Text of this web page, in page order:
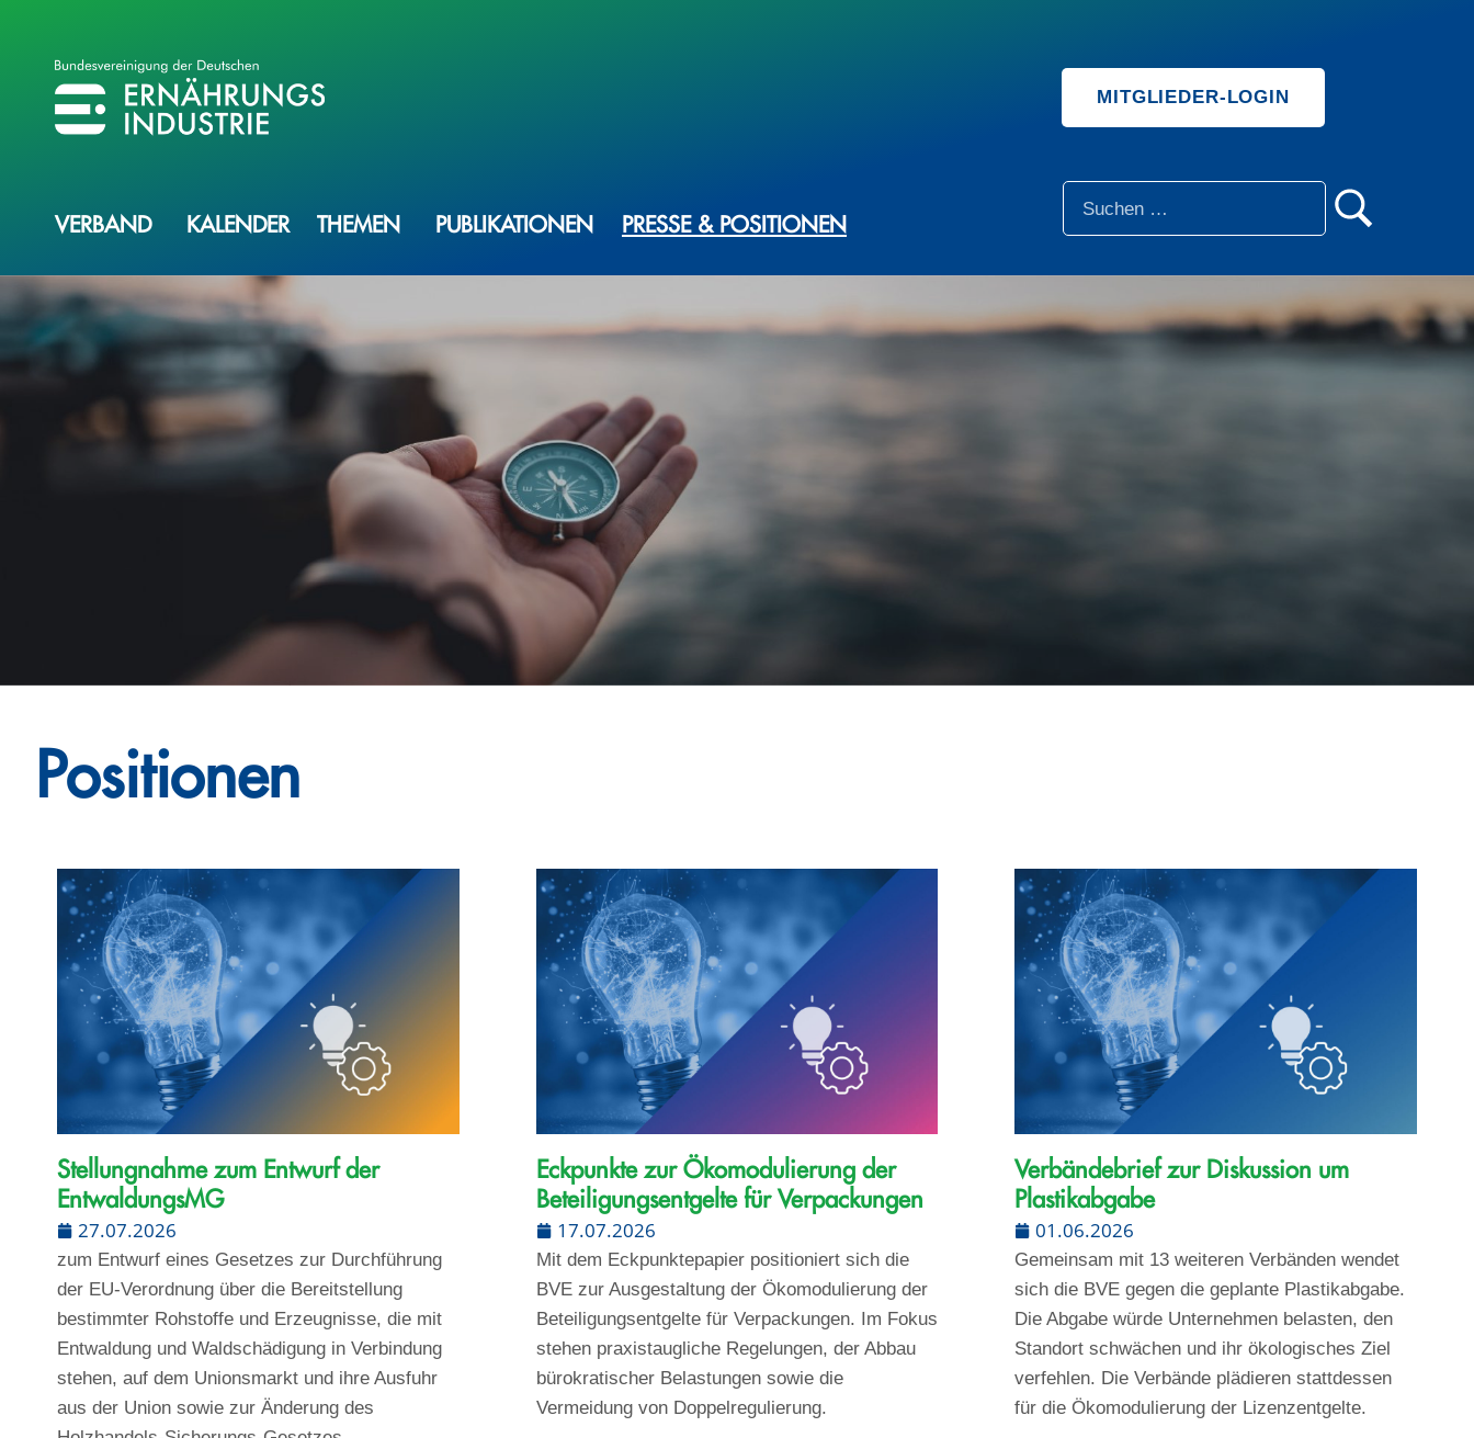
BVE
BUNDESVEREINIGUNG DER ERNÄHRUNGSINDUSTRIE MITGLIEDER-LOGIN
VERBAND KALENDER THEMEN PUBLIKATIONEN PRESSE & POSITIONEN
Positionen
Stellungnahme zum Entwurf der
EntwaldungsMG
27.07.2026
zum Entwurf eines Gesetzes zur Durchführung
der EU-Verordnung über die Bereitstellung
bestimmter Rohstoffe und Erzeugnisse, die mit
Entwaldung und Waldschädigung in Verbindung
stehen, auf dem Unionsmarkt und ihre Ausfuhr
aus der Union sowie zur Änderung des
Eckpunkte zur Ökomodulierung der
Beteiligungsentgelte für Verpackungen
17.07.2026
Mit dem Eckpunktepapier positioniert sich die
BVE zur Ausgestaltung der Ökomodulierung der
Beteiligungsentgelte für Verpackungen. Im Fokus
stehen praxistaugliche Regelungen, der Abbau
bürokratischer Belastungen sowie die
Vermeidung von Doppelregulierung.
Verbändebrief zur Diskussion um
Plastikabgabe
01.06.2026
Gemeinsam mit 13 weiteren Verbänden wendet
sich die BVE gegen die geplante Plastikabgabe.
Die Abgabe würde Unternehmen belasten, den
Standort schwächen und ihr ökologisches Ziel
verfehlen. Die Verbände plädieren stattdessen
für die Ökomodulierung der Lizenzentgelte.